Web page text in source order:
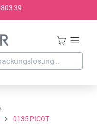
39
0135 PICOT